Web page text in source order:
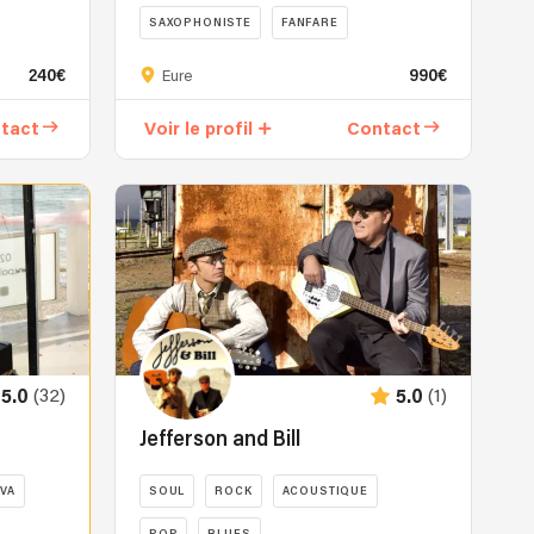
240€
SAXOPHONISTE FANFARE
de
naviguant
des
bords
de
Marne
aux
rivages
du
Mississippi.
On
s’encanaille
avec
Guinguette
à
Eure 990€
Voir le profil Contact
5.0 (32) 5.0 (1)
Jefferson and Bill
SOUL ROCK ACOUSTIQUE